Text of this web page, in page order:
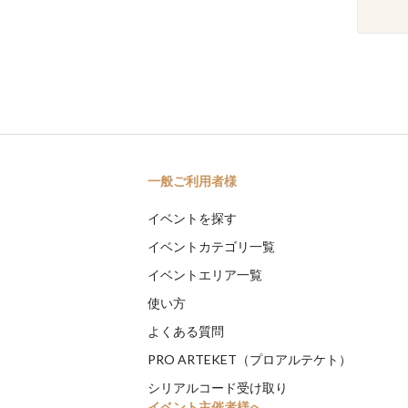
一般ご利用者様
イベントを探す
イベントカテゴリ一覧
イベントエリア一覧
使い方
よくある質問
PRO ARTEKET（プロアルテケト）
シリアルコード受け取り